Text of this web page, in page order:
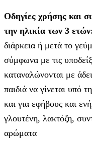
Οδηγίες χρήσης και
την ηλικία των 3
διάρκεια ή μετά το
σύμφωνα με τις
καταναλώνονται με
παιδιά να γίνεται υπό
και για εφήβους και
γλουτένη, λακτόζη,
αρώματα